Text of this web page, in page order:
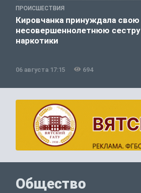
ПРОИСШЕСТВИЯ
Кировчанка принуждала свою
несовершеннолетнюю
наркотики
06 августа 17:15 694
Общество